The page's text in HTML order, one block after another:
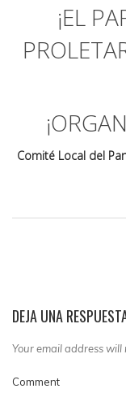
¡EL
Comité Local del
DEJA UNA
Your email address
Comment